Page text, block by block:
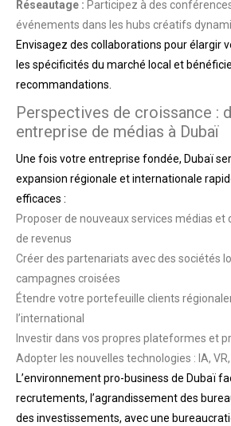
Réseautage : Participez à des
événements dans les hubs créatifs
Envisagez des collaborations pour élargir
les spécificités du marché local et
recommandations.
Perspectives de croissance :
entreprise de médias à Dubaï
Une fois votre entreprise fondée, Dubaï
expansion régionale et internationale
efficaces :
Proposer de nouveaux services médias et
de revenus
Créer des partenariats avec des sociétés
campagnes croisées
Étendre votre portefeuille clients
l’international
Investir dans vos propres plateformes et
Adopter les nouvelles technologies : IA,
L’environnement pro-business de Dubaï
recrutements, l’agrandissement des
des investissements, avec une